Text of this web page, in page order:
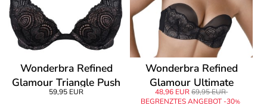
Wonderbra Refined
Glamour Triangle Push
Up Bra
59,95 EUR
Wonderbra Refined
Glamour Ultimate
Strapless Bra
48,96 EUR 69,95 EUR
BEGRENZTES ANGEBOT -30%